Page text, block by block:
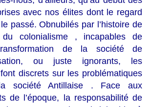
avec nos élites dont le regard
passé. Obnubilés par l’histoire de
du colonialisme , incapables de
de la société de
ou juste ignorants, les
discrets sur les problématiques
société Antillaise . Face aux
de l’époque, la responsabilité de